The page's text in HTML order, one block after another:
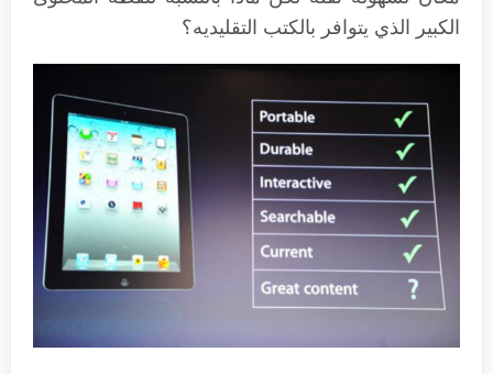
الكبير الذي يتوافر بالكتب التقليديه؟